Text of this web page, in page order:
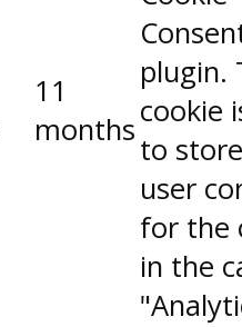
11
months
plugin.
cookie
to
user
for the
in the